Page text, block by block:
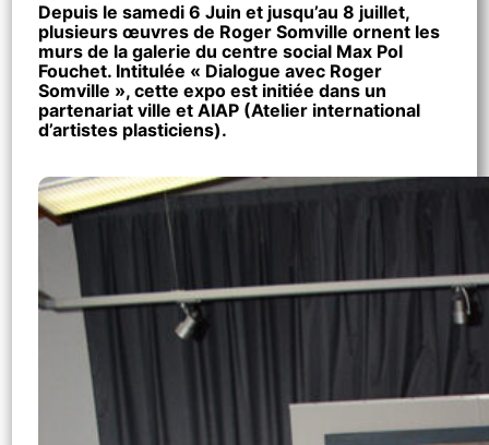
Depuis le samedi 6 Juin et jusqu’au 8 juillet,
plusieurs œuvres de Roger Somville ornent les
murs de la galerie du centre social Max Pol
Fouchet. Intitulée « Dialogue avec Roger
Somville », cette expo est initiée dans un
partenariat ville et AIAP (Atelier international
d’artistes plasticiens).